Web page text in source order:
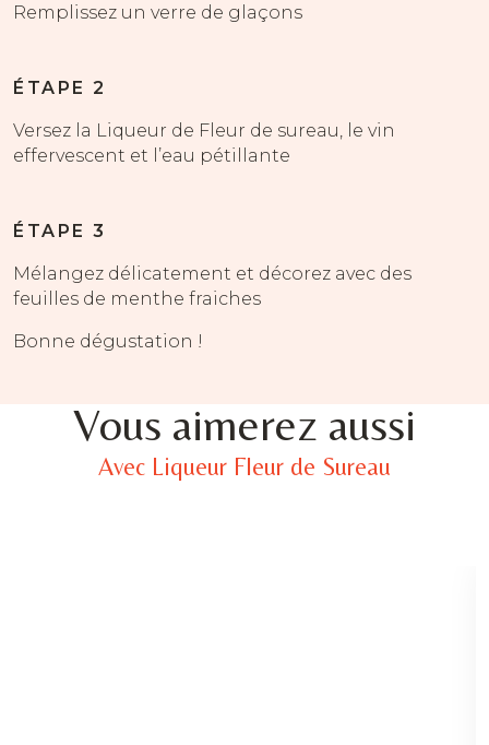
Remplissez un verre de glaçons
ÉTAPE 2
Versez la Liqueur de Fleur de sureau, le vin
effervescent et l’eau pétillante
ÉTAPE 3
Mélangez délicatement et décorez avec des
feuilles de menthe fraiches
Bonne dégustation !
Vous aimerez aussi
Avec Liqueur Fleur de Sureau